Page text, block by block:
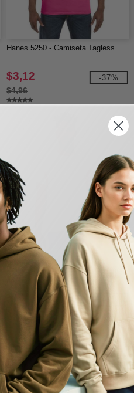
Hanes 5250 - Camiseta Tagless
$3,12
$4,96
-37%
Bella+Canvas B3001CVC - Remera
de manga corta CVC Unisex
$9,36